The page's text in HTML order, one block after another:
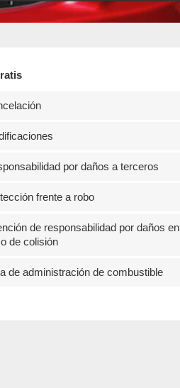
por daños a terceros
frente a robo
de responsabilidad por daños en
de colisión
de administración de combustible